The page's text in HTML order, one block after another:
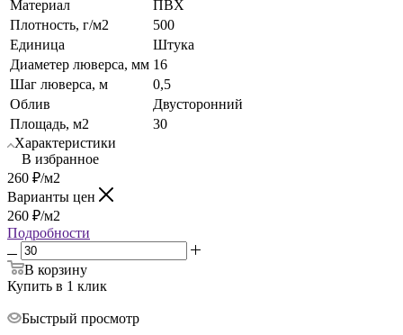
Материал
ПВХ
Плотность, г/м2
500
Единица
Штука
Диаметер люверса, мм 16
Шаг люверса, м
0,5
Облив
Двусторонний
Площадь, м2
30
Характеристики
В избранное
260 ₽/м2
Варианты цен
260 ₽/м2
Подробности
В корзину
Купить в 1 клик
Быстрый просмотр